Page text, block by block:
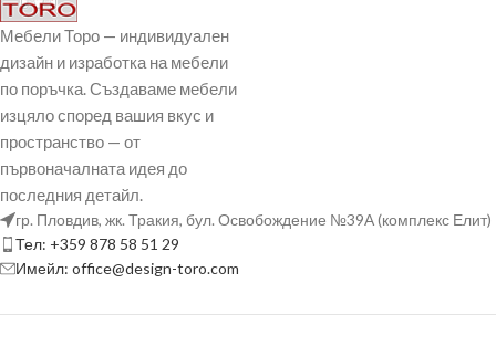
Мебели Торо — индивидуален
дизайн и изработка на мебели
по поръчка. Създаваме мебели
изцяло според вашия вкус и
пространство — от
първоначалната идея до
последния детайл.
гр. Пловдив, жк. Тракия, бул. Освобождение №39А (комплекс Елит)
Тел: +359 878 58 51 29
Имейл: office@design-toro.com